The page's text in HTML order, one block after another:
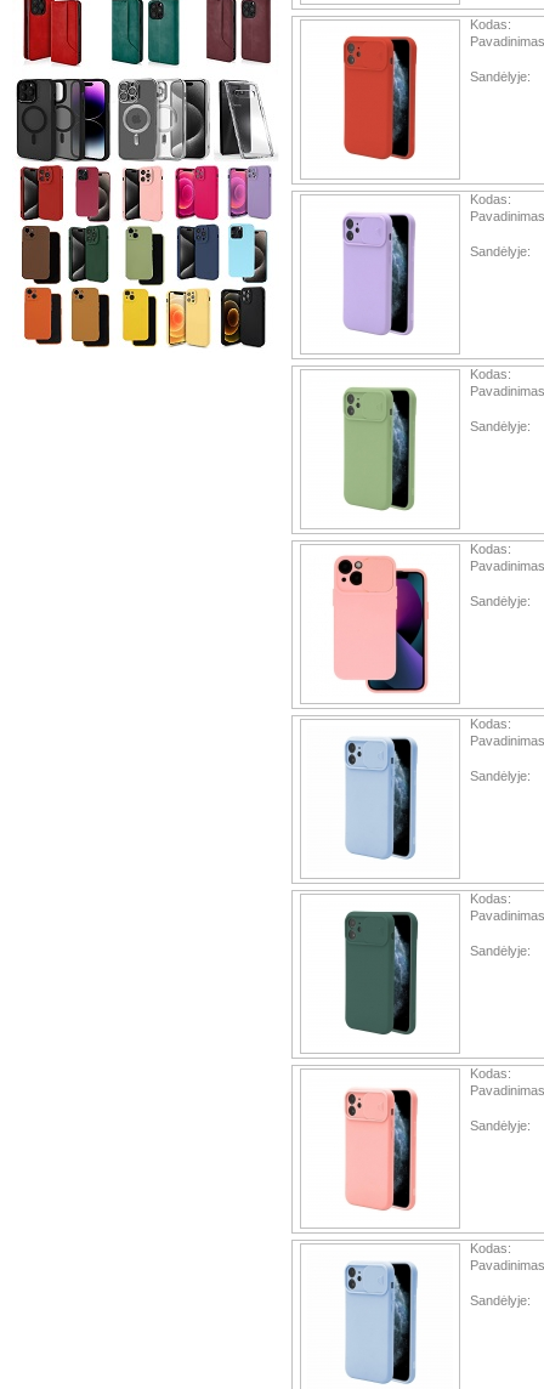
Kodas:
Sandėlyje:
Kodas:
Sandėlyje:
Kodas:
Sandėlyje:
Kodas:
Sandėlyje:
Kodas:
Sandėlyje:
Kodas:
Sandėlyje:
Kodas:
Sandėlyje:
Kodas:
Sandėlyje: